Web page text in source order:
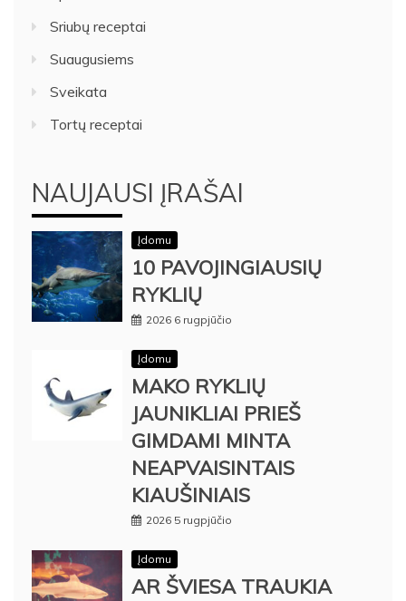
Sriubų receptai
Suaugusiems
Sveikata
Tortų receptai
NAUJAUSI ĮRAŠAI
Įdomu
10 PAVOJINGIAUSIŲ
RYKLIŲ
2026 6 rugpjūčio
Įdomu
MAKO RYKLIŲ
JAUNIKLIAI PRIEŠ
GIMDAMI MINTA
NEAPVAISINTAIS
KIAUŠINIAIS
2026 5 rugpjūčio
Įdomu
AR ŠVIESA TRAUKIA